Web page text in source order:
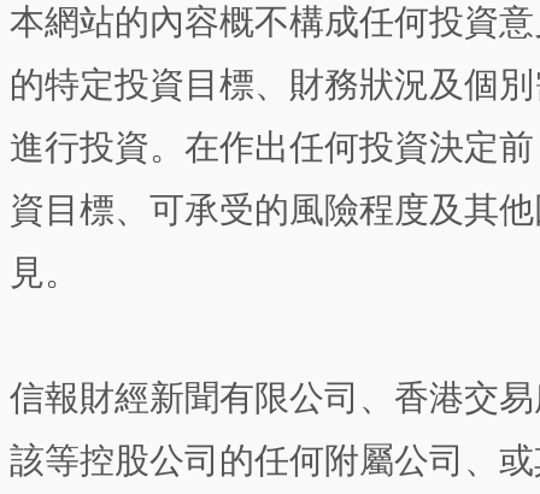
本網站的內容概不構成任何投資
的特定投資目標、財務狀況及個
進行投資。在作出任何投資決定
資目標、可承受的風險程度及其
見。
信報財經新聞有限公司、香港交
該等控股公司的任何附屬公司、